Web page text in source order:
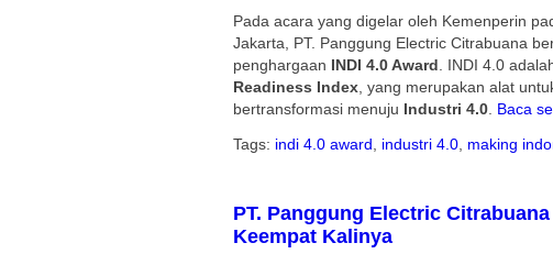
Pada acara yang digelar oleh Kemenperin
Jakarta, PT. Panggung Electric Citrabuana
penghargaan INDI 4.0 Award . INDI 4.0
Readiness Index , yang merupakan alat
bertransformasi menuju Industri 4.0 Baca
Tags: indi 4.0 award industri 4.0 making
PT. Panggung Electric
Keempat Kalinya